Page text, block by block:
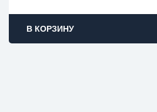
В КОРЗИНУ